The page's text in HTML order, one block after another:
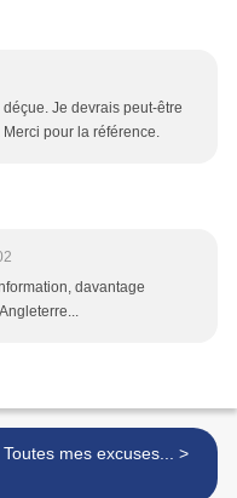
Je devrais peut-être
pour la référence.
davantage
Toutes mes excuses... >